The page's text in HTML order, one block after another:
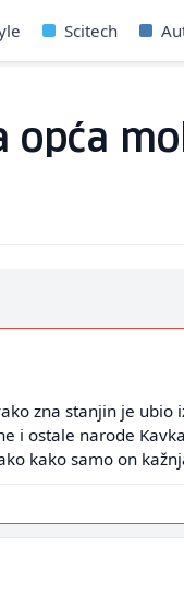
Scitech
opća
zna stanjin je ubio
i ostale narode
kako samo on